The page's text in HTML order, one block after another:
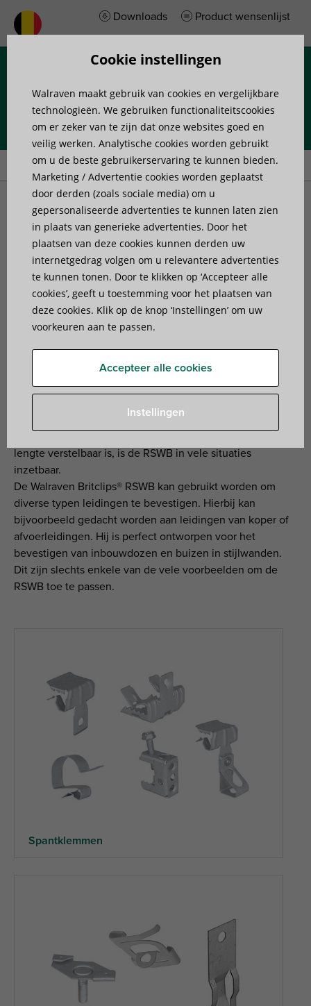
Downloads Product wensenlijst
Home» Producten»Bevestigingen voor elektrische installaties
Bevestigingen voor
elektrische installaties
Het complete assortiment bevestigingssystemen voor
elektrische installaties omvat onder andere de Walraven
Britclips® RSWB. De RSWB is een kostenbesparende
oplossing voor de montage van leidingen bij
systeemwanden en elektrotechnische dozen. Hierdoor is
hij niet alleen populair bij loodgieters, maar ook bij
elektriciens.
De console kan geïnstalleerd worden in slechts drie
lengte verstelbaar is, is de RSWB in vele situaties
inzetbaar.
De Walraven Britclips® RSWB kan gebruikt worden om
diverse typen leidingen te bevestigen. Hierbij kan
bijvoorbeeld gedacht worden aan leidingen van koper of
afvoerleidingen. Hij is perfect ontworpen voor het
bevestigen van inbouwdozen en buizen in stijlwanden.
Dit zijn slechts enkele van de vele voorbeelden om de
RSWB toe te passen.
Spantklemmen
Cookie instellingen
Walraven maakt gebruik van cookies en vergelijkbare
technologieën. We gebruiken functionaliteitscookies
om er zeker van te zijn dat onze websites goed en
veilig werken. Analytische cookies worden gebruikt
om u de beste gebruikerservaring te kunnen bieden.
Marketing / Advertentie cookies worden geplaatst
door derden (zoals sociale media) om u
gepersonaliseerde advertenties te kunnen laten zien
in plaats van generieke advertenties. Door het
plaatsen van deze cookies kunnen derden uw
internetgedrag volgen om u relevantere advertenties
te kunnen tonen. Door te klikken op ‘Accepteer alle
cookies’, geeft u toestemming voor het plaatsen van
deze cookies. Klik op de knop ‘Instellingen’ om uw
voorkeuren aan te passen.
Accepteer alle cookies
Instellingen